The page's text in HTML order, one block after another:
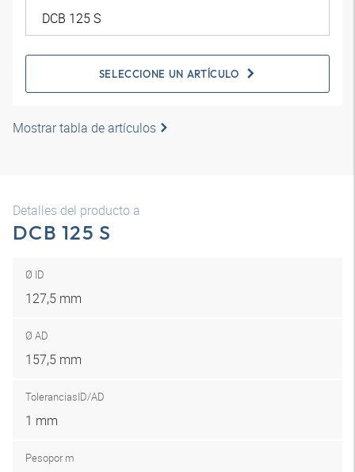
SELECCIONE UN ARTÍCULO
Mostrar tabla de artículos
Detalles del producto a
DCB 125 S
Ø ID
127,5 mm
Ø AD
157,5 mm
ToleranciasID/AD
1 mm
Pesopor m